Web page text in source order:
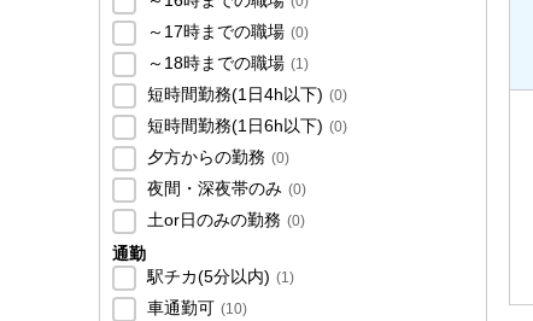
～17時までの職場 (0)
～18時までの職場 (1)
短時間勤務(1日4h以下) (0)
短時間勤務(1日6h以下) (0)
夕方からの勤務 (0)
夜間・深夜帯のみ (0)
土or日のみの勤務 (0)
通勤
駅チカ(5分以内) (1)
車通勤可 (10)